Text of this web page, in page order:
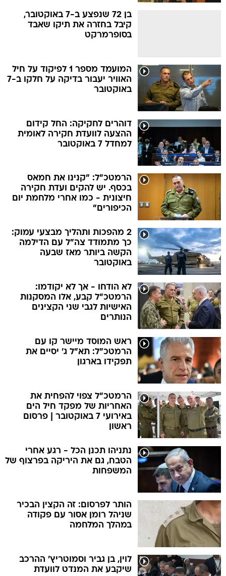
בן 72 שנפצע ב-7 באוקטובר,
קיבל בחזרה את תיקו שאבד
בסופרמרקט
המועמד מספר 1 לפיקוד על חיל
האוויר יעבור בדיקה על חלקו ב-7
באוקטובר
דוהרים לחקיקה: החל קידום
ההצעה לוועדת חקירה לאומית
למחדל 7 באוקטובר
הרמטכ"ל: "קנינו את חמאס
בכסף. יש להקים ועדת חקירה
חיצונית - כמו אחרי מלחמת יום
הכיפורים"
2 מהפכות ותהליך מבצעי עמוק:
כך מתמודד צה"ל עם הדילמה
הקשה ביותר מאז שבעה
באוקטובר
לא הודחו - אך לא יקודמו:
הרמטכ"ל קבע, אלו המסקנות
האישיות לגבי שני הקצינים
הנותרים
ראש המוסד מיישר קו עם
הרמטכ"ל: תא"ל ג' יסיים את
תפקידו בארגון
הרמטכ"ל צפוי להפחית את
האחריות של מפקד חיל הים
באירועי 7 באוקטובר | פרסום
ראשון
נתניהו תכנן הכל - רגע אחרי
הטבח, גם את היריקה בפרצוף של
המשפחות
הותר לפרסום: זה הקצין הבכיר
שניהל רומן אסור עם פקודה
במהלך המלחמה
לוין, בן גביר וסמוטריץ' ההרכב
שיקבע את המנדט לוועדת